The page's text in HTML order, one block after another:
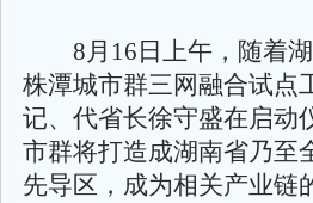
8月16日上午，随着湖
株潭城市群三网融合试点
记、代省长徐守盛在启动
市群将打造成湖南省乃至
先导区，成为相关产业链